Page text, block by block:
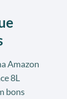
Amazon
8L
bons